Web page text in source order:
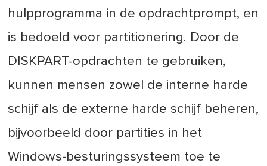
hulpprogramma in de opdrachtprompt, en
is bedoeld voor partitionering. Door de
DISKPART-opdrachten te gebruiken,
kunnen mensen zowel de interne harde
schijf als de externe harde schijf beheren,
bijvoorbeeld door partities in het
Windows-besturingssysteem toe te